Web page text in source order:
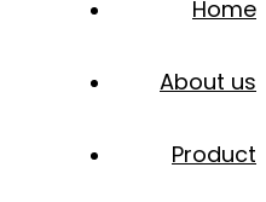
Home
About us
Product